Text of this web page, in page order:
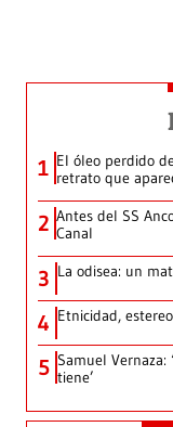
1 El óleo perdido
retrato que
2 Antes del SS
Canal
3 La odisea: un
4 Etnicidad,
5 Samuel Vernaza:
tiene’